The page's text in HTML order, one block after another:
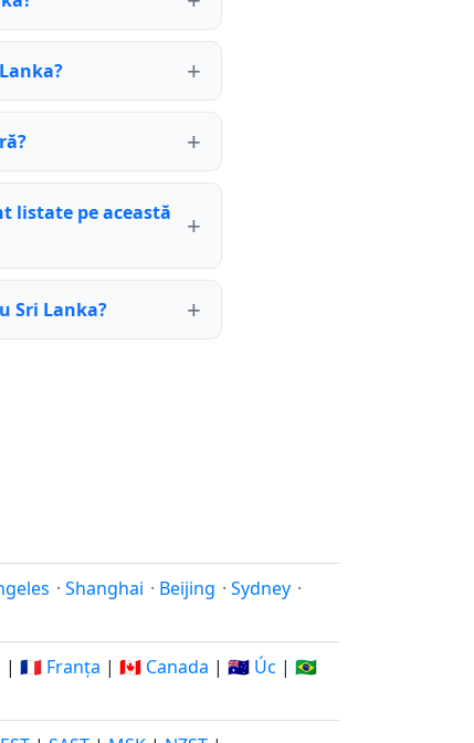
listate pe această
Sri Lanka?
· Shanghai · Beijing · Sydney ·
| 🇫🇷 Franța | 🇨🇦 Canada | 🇦🇺 Úc | 🇧🇷